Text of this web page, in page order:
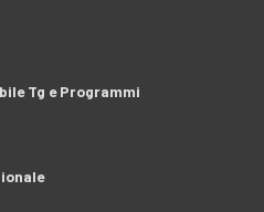
Tg e Programmi